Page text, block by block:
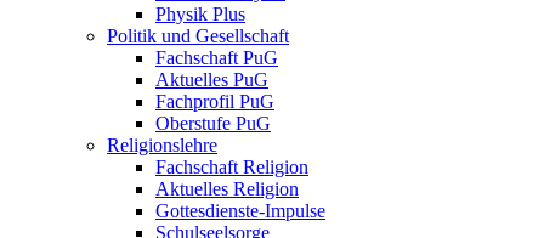
Physik Plus
Politik und Gesellschaft
Fachschaft PuG
Aktuelles PuG
Fachprofil PuG
Oberstufe PuG
Religionslehre
Fachschaft Religion
Aktuelles Religion
Gottesdienste-Impulse
Schulseelsorge